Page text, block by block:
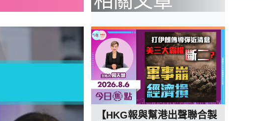
【HKG報與幫港出聲聯合製